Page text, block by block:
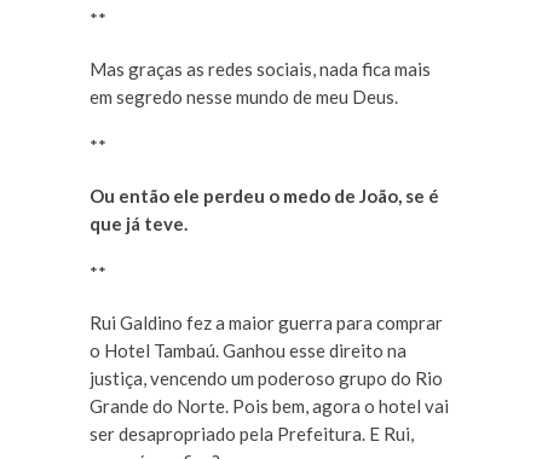
**
Mas graças as redes sociais, nada fica mais
em segredo nesse mundo de meu Deus.
**
Ou então ele perdeu o medo de João, se é
que já teve.
**
Rui Galdino fez a maior guerra para comprar
o Hotel Tambaú. Ganhou esse direito na
justiça, vencendo um poderoso grupo do Rio
Grande do Norte. Pois bem, agora o hotel vai
ser desapropriado pela Prefeitura. E Rui,